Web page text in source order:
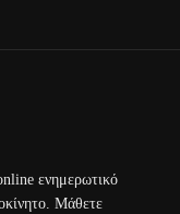
ενημερωτικό
Μάθετε